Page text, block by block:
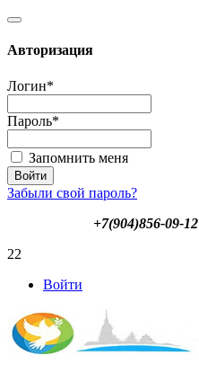
Авторизация
Логин*
Пароль*
Запомнить меня
Забыли свой пароль?
+7(904)856-09-12
22
Войти